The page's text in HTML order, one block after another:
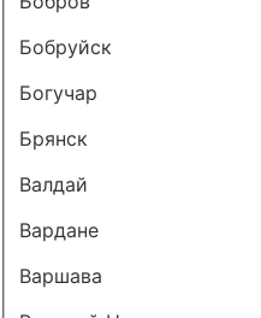
Бобруйск
Богучар
Брянск
Валдай
Вардане
Варшава